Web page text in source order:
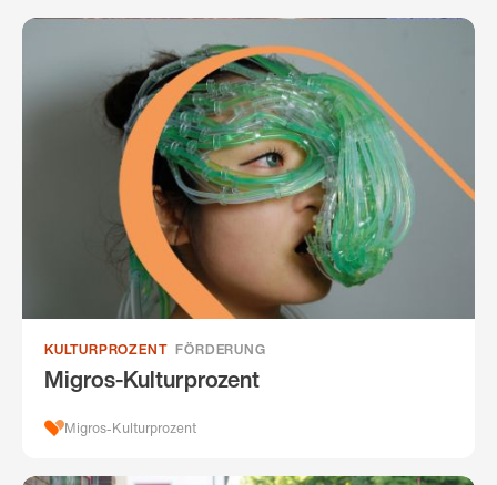
KULTURPROZENT FÖRDERUNG
Migros-Kulturprozent
Migros-Kulturprozent